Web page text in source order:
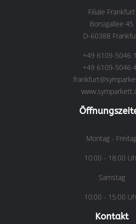
Filiale Frankfurt
Borsigallee 45
D-60388
+49 6109-5046
+49 6109-5046
Montag -
10:00 - 18:00
Samstag
10:00 - 15:00
Kontakt